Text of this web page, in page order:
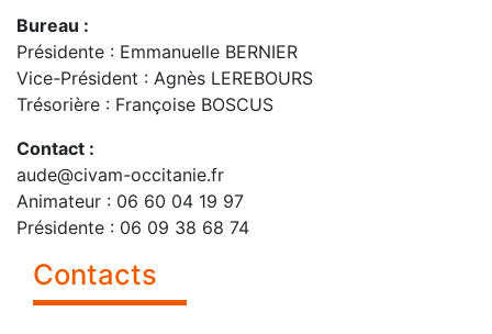
Bureau :
Présidente : Emmanuelle BERNIER
Vice-Président : Agnès LEREBOURS
Trésorière : Françoise BOSCUS
Contact :
aude@civam-occitanie.fr
Animateur : 06 60 04 19 97
Présidente : 06 09 38 68 74
Contacts